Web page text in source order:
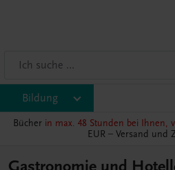
Bildung
Bücher in max. 48 Stunden bei Ihnen,
EUR – Versand und